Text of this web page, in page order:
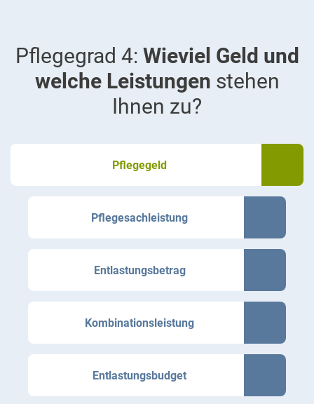
Pflegegrad 4: Wieviel Geld und
welche Leistungen stehen
Ihnen zu?
Pflegegeld
Pflegesachleistung
Entlastungsbetrag
Kombinationsleistung
Entlastungsbudget